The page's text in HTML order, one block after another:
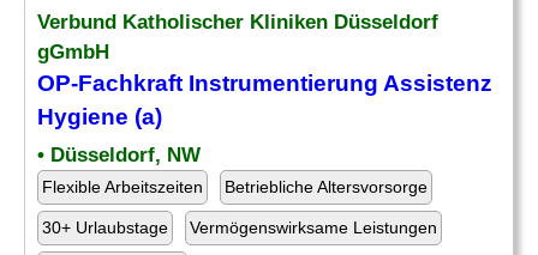
Verbund Katholischer Kliniken Düsseldorf
gGmbH
OP-Fachkraft Instrumentierung Assistenz
Hygiene (a)
• Düsseldorf, NW
Flexible Arbeitszeiten Betriebliche Altersvorsorge
30+ Urlaubstage Vermögenswirksame Leistungen